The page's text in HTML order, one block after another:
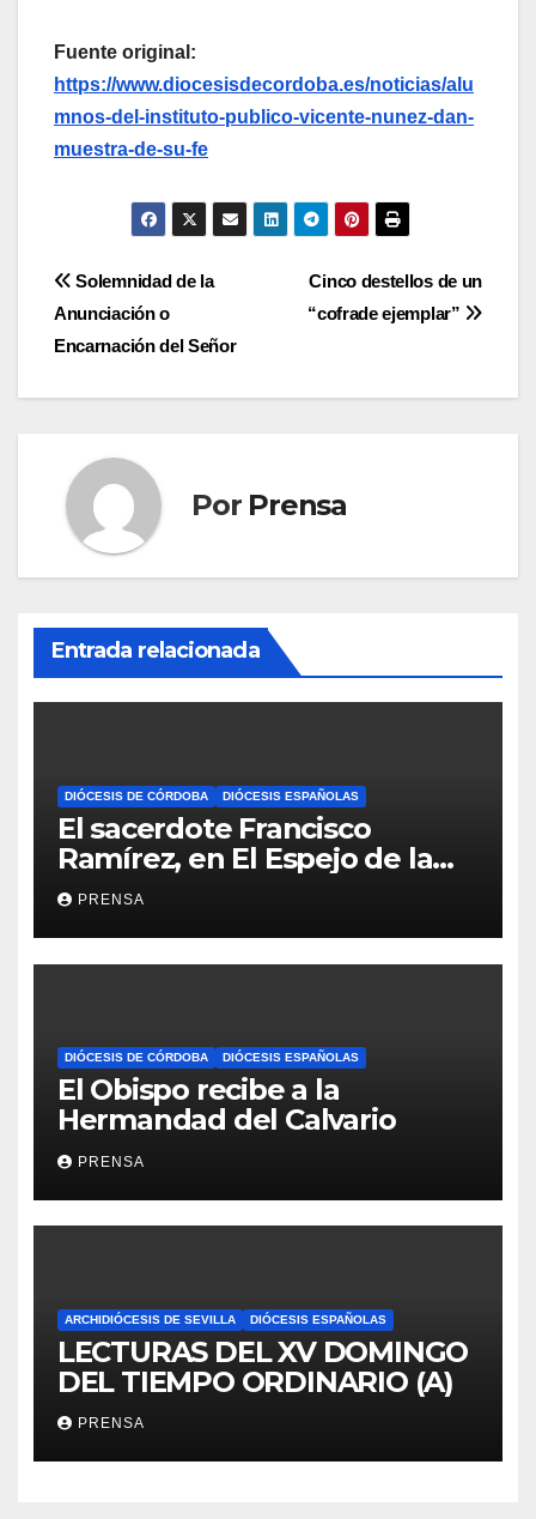
Fuente original:
https://www.diocesisdecordoba.es/noticias/alu
mnos-del-instituto-publico-vicente-nunez-dan-
muestra-de-su-fe
Navegación
de
entradas
Cinco destellos de un
“cofrade ejemplar”
Solemnidad de la
Anunciación o
Encarnación del Señor
Por Prensa
Entrada relacionada
DIÓCESIS DE CÓRDOBA DIÓCESIS ESPAÑOLAS
El sacerdote Francisco
Ramírez, en El Espejo de la
Iglesia
PRENSA
DIÓCESIS DE CÓRDOBA DIÓCESIS ESPAÑOLAS
El Obispo recibe a la
Hermandad del Calvario
PRENSA
ARCHIDIÓCESIS DE SEVILLA DIÓCESIS ESPAÑOLAS
LECTURAS DEL XV DOMINGO
DEL TIEMPO ORDINARIO (A)
PRENSA